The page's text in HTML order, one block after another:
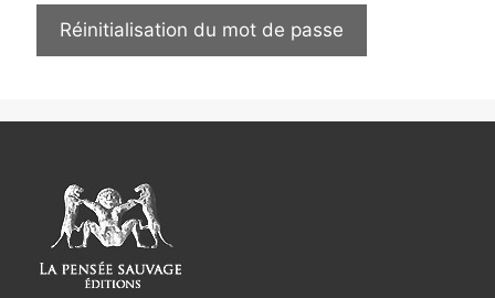
Réinitialisation du mot de passe